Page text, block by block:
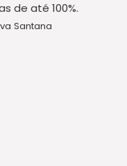
de até 100%.
Santana